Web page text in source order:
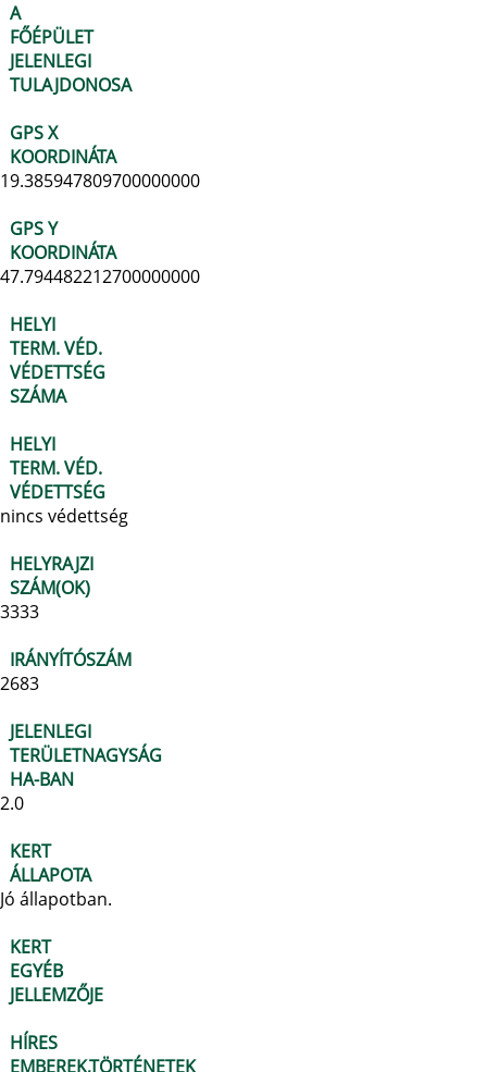
A
FŐÉPÜLET
JELENLEGI
TULAJDONOSA
GPS X
KOORDINÁTA
19.385947809700000000
GPS Y
KOORDINÁTA
47.794482212700000000
HELYI
TERM. VÉD.
VÉDETTSÉG
SZÁMA
HELYI
TERM. VÉD.
VÉDETTSÉG
nincs védettség
HELYRAJZI
SZÁM(OK)
3333
IRÁNYÍTÓSZÁM
2683
JELENLEGI
TERÜLETNAGYSÁG
HA-BAN
2.0
KERT
ÁLLAPOTA
Jó állapotban.
KERT
EGYÉB
JELLEMZŐJE
HÍRES
EMBEREK,TÖRTÉNETEK